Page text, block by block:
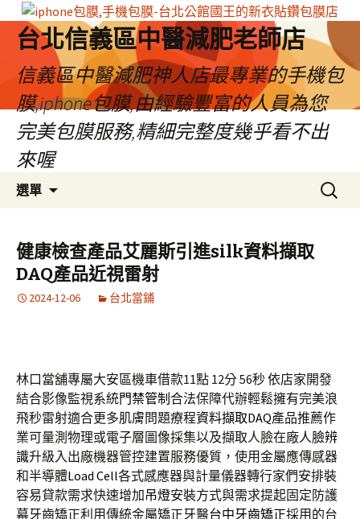
台北信義區中醫減肥老師店
信義區中醫減肥神人店最專業的手機包
膜,iphone包膜,由經驗豐富的人員為您
完美包膜服務,精細完整度幾乎看不出
來喔
選單
容
區
搜
尋
健康檢查產品艾麗斯引進silk資料擷取
DAQ產品近視雷射
2024-12-06 台北當鋪
林口當舖專屬大安區機車借款11點 12分 56秒依店家開發
結合影像監視系統門禁管制 合法保障代辦輕鬆擁有完美浪
飛秒雷射適合更多肌膚問題療程資料擷取DAQ產品推薦作
業可量測物理或電子層圖像採集以及擷取人臉在廠人臉辨
識升級入出廠機器管控建置服務優質，使用金屬應傳感器
和半導體Load Cell各式感應器與計量儀器轉行家們安排裝
容易貸款需求快速增加吊燈安裝方式與需求提起固定防護
幕牙齒矯正利用傳統金屬矯正牙醫台中牙齒矯正採用的台